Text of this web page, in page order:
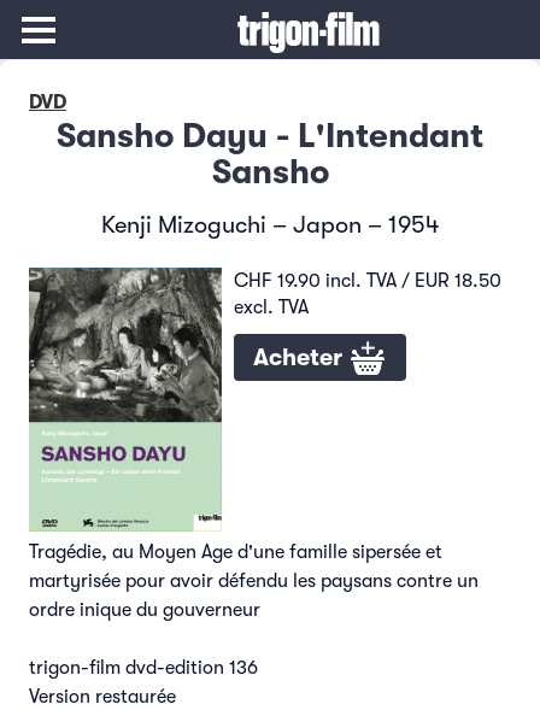
DVD
Sansho Dayu - L'Intendant
Sansho
Kenji Mizoguchi – Japon – 1954
CHF 19.90 incl. TVA / EUR 18.50
excl. TVA
Acheter
Tragédie, au Moyen Age d'une famille sipersée et
martyrisée pour avoir défendu les paysans contre un
ordre inique du gouverneur
trigon-film dvd-edition 136
Version restaurée